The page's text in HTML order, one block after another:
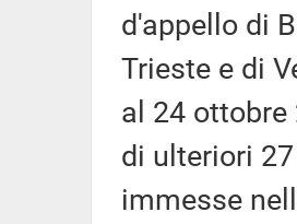
d'appello di
Trieste e di
al 24 ottobre
di ulteriori
immesse